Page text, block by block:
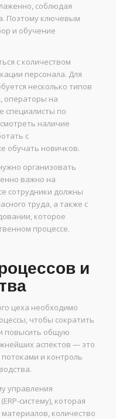
соблюдая
Поэтому ключевым
и обучение
с количеством
персонала. Для
несколько типов
операторы на
специалисты по
наличие
с
обучать новичков.
организовать
важно на
сотрудники должны
труда, а также с
которое
процессе.
и
цеха необходимо
чтобы сократить
повысить общую
аспектов — это
и контроль
управления
систему), которая
количество